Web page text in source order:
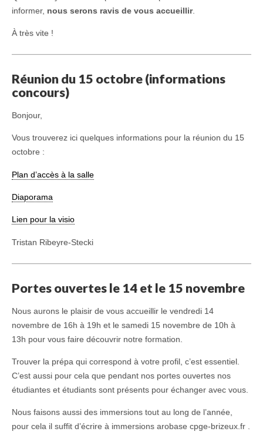
informer, nous serons ravis de vous accueillir.
À très vite !
Réunion du 15 octobre (informations
concours)
Bonjour,
Vous trouverez ici quelques informations pour la réunion du 15
octobre :
Plan d’accès à la salle
Diaporama
Lien pour la visio
Tristan Ribeyre-Stecki
Portes ouvertes le 14 et le 15 novembre
Nous aurons le plaisir de vous accueillir le vendredi 14
novembre de 16h à 19h et le samedi 15 novembre de 10h à
13h pour vous faire découvrir notre formation.
Trouver la prépa qui correspond à votre profil, c’est essentiel.
C’est aussi pour cela que pendant nos portes ouvertes nos
étudiantes et étudiants sont présents pour échanger avec vous.
Nous faisons aussi des immersions tout au long de l’année,
pour cela il suffit d’écrire à immersions arobase cpge-brizeux.fr .